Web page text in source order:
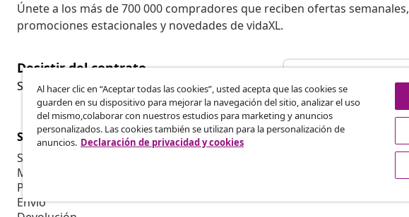
Únete a los más de 700 000 compradores que reciben ofertas semanales,
promociones estacionales y novedades de vidaXL.
Desistir del contrato
Solicita la cancelación de tu pedido.
Servicio al Cliente
Seguimiento del pedido
Mi cuenta
Pago
Envío
Empresas
Al hacer clic en “Aceptar todas las cookies”, usted acepta que las cookies se
guarden en su dispositivo para mejorar la navegación del sitio, analizar el uso
del mismo,colaborar con nuestros estudios para marketing y anuncios
personalizados. Las cookies también se utilizan para la personalización de
anuncios. Declaración de privacidad y cookies